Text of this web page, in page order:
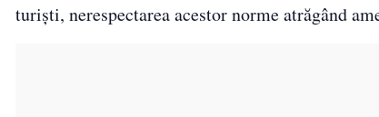
turiști, nerespectarea acestor norme atrăgând